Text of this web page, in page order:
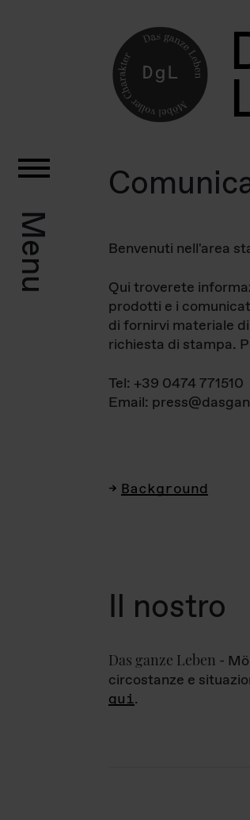
Menu Benvenuti nell'area
Qui troverete
prodotti e i
di fornirvi materiale
richiesta di stampa.
Tel: +39 0474 771510
Email:
Background
Il nostro
Das ganze Leben -
circostanze e
qui.